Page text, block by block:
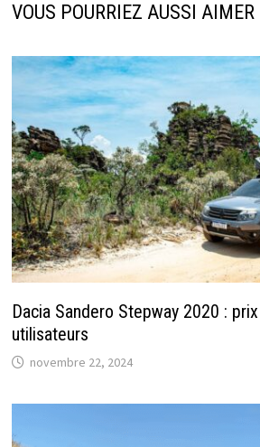
VOUS POURRIEZ AUSSI AIMER
Dacia Sandero Stepway 2020 :
utilisateurs
novembre 22, 2024